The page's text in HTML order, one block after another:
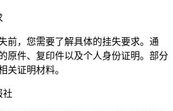
前，您需要了解具体的挂失要求。通
原件、复印件以及个人身份证明。部分
关证明材料。
社